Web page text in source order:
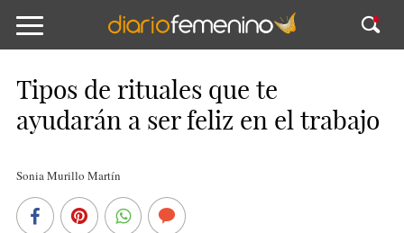
Tipos de rituales que te
ayudarán a ser feliz en el trabajo
Sonia Murillo Martín